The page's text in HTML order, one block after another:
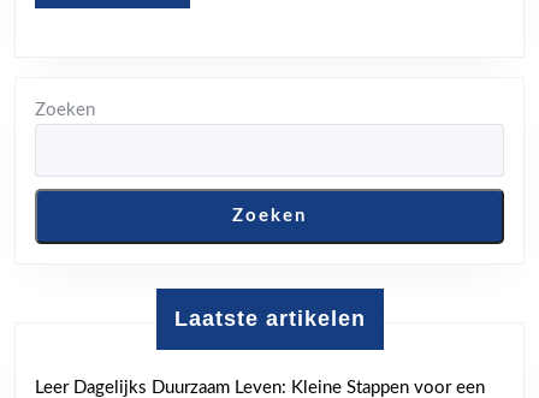
MORE
Zoeken
Zoeken
Laatste artikelen
Leer Dagelijks Duurzaam Leven: Kleine Stappen voor een